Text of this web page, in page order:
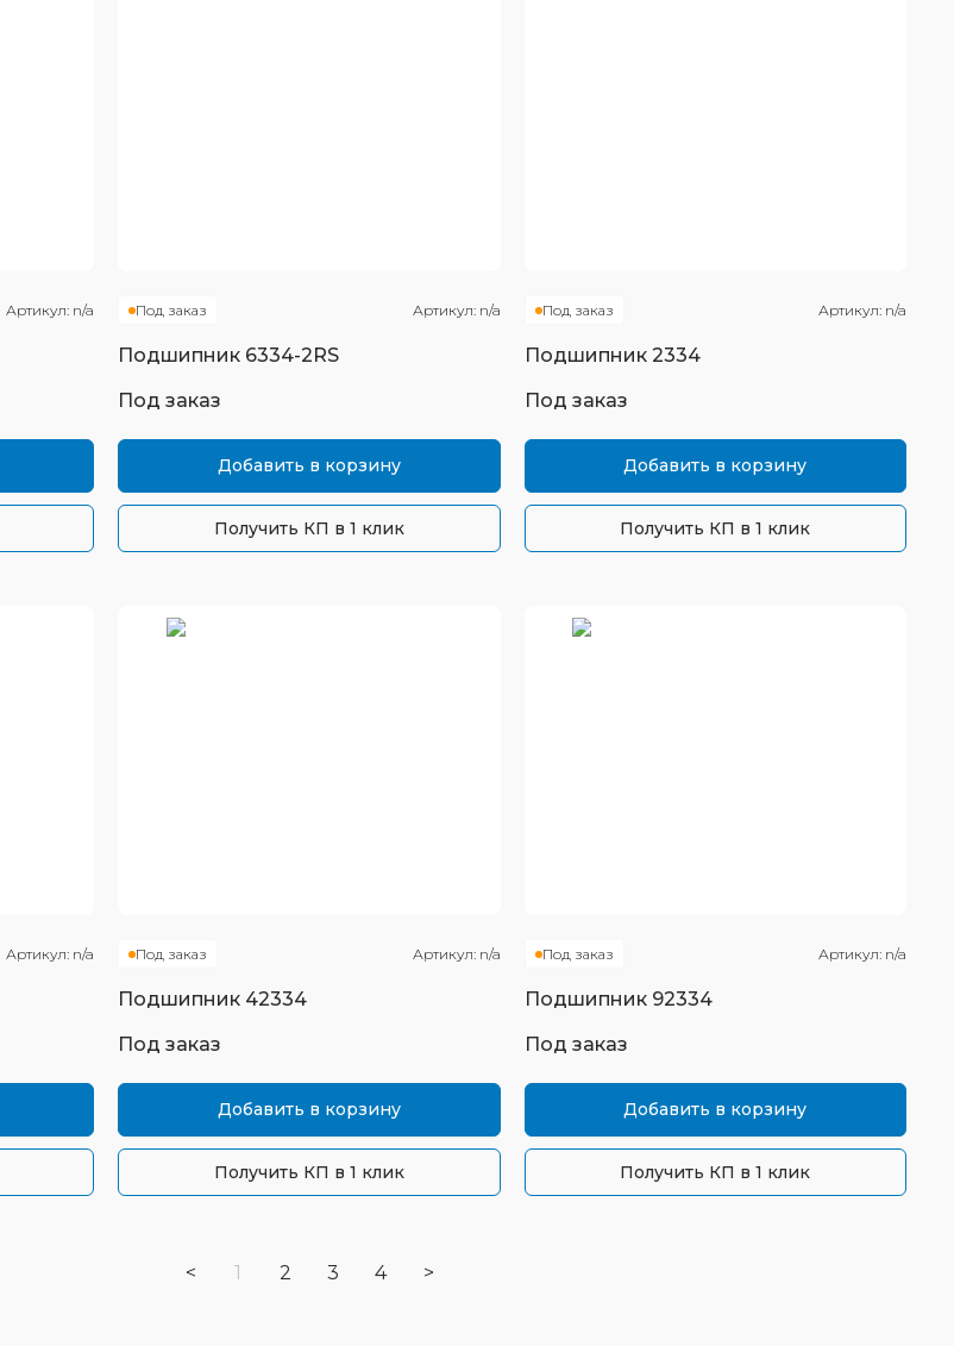
Артикул: n/a Под заказ Артикул: n/a
Подшипник 6334-2RS
Под заказ
Добавить в корзину
Получить КП в 1 клик
Под заказ Артикул: n/a
Подшипник 2334
Под заказ
Добавить в корзину
Получить КП в 1 клик
Артикул: n/a Под заказ Артикул: n/a
Подшипник 42334
Под заказ
Добавить в корзину
Получить КП в 1 клик
Под заказ Артикул: n/a
Подшипник 92334
Под заказ
Добавить в корзину
Получить КП в 1 клик
< 1 2 3 4 >